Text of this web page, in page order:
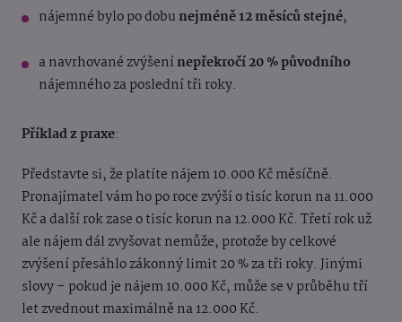
nájemné bylo po dobu nejméně 12 měsíců stejné,
a navrhované zvýšenínepřekročí 20 % původního
nájemného za poslední tři roky.
Příklad z praxe:
Představte si, že platíte nájem 10.000 Kč měsíčně.
Pronajímatel vám ho po roce zvýší o tisíc korun na 11.000
Kč a další rok zase o tisíc korun na 12.000 Kč. Třetí rok už
ale nájem dál zvyšovat nemůže, protože by celkové
zvýšení přesáhlo zákonný limit 20 % za tři roky. Jinými
slovy – pokud je nájem 10.000 Kč, může se v průběhu tří
let zvednout maximálně na 12.000 Kč.